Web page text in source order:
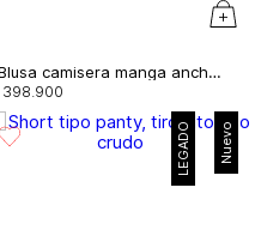
Blusa camisera manga ancha, apliques
398 900
Nuevo
LEGADO